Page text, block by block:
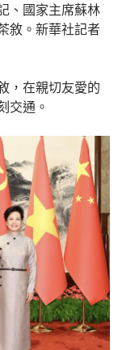
、國家主席蘇林
敘。新華社記者
，在親切友愛的
交通。